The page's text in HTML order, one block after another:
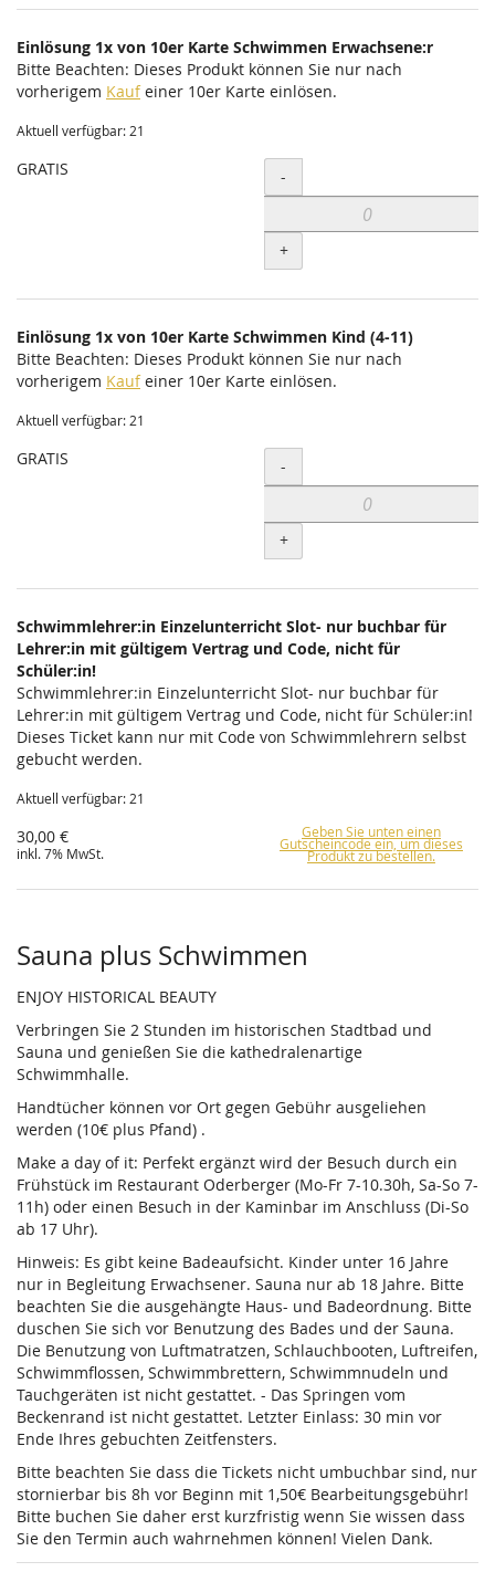
Einlösung 1x von 10er Karte Schwimmen Erwachsene:r
Bitte Beachten: Dieses Produkt können Sie nur nach
vorherigem Kaufeiner 10er Karte einlösen.
Aktuell verfügbar: 21
GRATIS Menge
-
+
Einlösung 1x von 10er Karte Schwimmen Kind (4-11)
Bitte Beachten: Dieses Produkt können Sie nur nach
vorherigem Kaufeiner 10er Karte einlösen.
Aktuell verfügbar: 21
GRATIS Menge
-
+
Schwimmlehrer:in Einzelunterricht Slot- nur buchbar für
Lehrer:in mit gültigem Vertrag und Code, nicht für
Schüler:in!
Schwimmlehrer:in Einzelunterricht Slot- nur buchbar für
Lehrer:in mit gültigem Vertrag und Code, nicht für Schüler:in!
Dieses Ticket kann nur mit Code von Schwimmlehrern selbst
gebucht werden.
Aktuell verfügbar: 21
30,00 €
inkl. 7% MwSt.
Geben Sie unten einen
Gutscheincode ein, um dieses
Produkt zu bestellen.
Sauna plus Schwimmen
ENJOY HISTORICAL BEAUTY
Verbringen Sie 2 Stunden im historischen Stadtbad und
Sauna und genießen Sie die kathedralenartige
Schwimmhalle.
Handtücher können vor Ort gegen Gebühr ausgeliehen
werden (10€ plus Pfand) .
Make a day of it: Perfekt ergänzt wird der Besuch durch ein
Frühstück im Restaurant Oderberger (Mo-Fr 7-10.30h, Sa-So 7-
11h) oder einen Besuch in der Kaminbar im Anschluss (Di-So
ab 17 Uhr).
Hinweis: Es gibt keine Badeaufsicht. Kinder unter 16 Jahre
nur in Begleitung Erwachsener. Sauna nur ab 18 Jahre. Bitte
beachten Sie die ausgehängte Haus- und Badeordnung. Bitte
duschen Sie sich vor Benutzung des Bades und der Sauna.
Die Benutzung von Luftmatratzen, Schlauchbooten, Luftreifen,
Schwimmflossen, Schwimmbrettern, Schwimmnudeln und
Tauchgeräten ist nicht gestattet. - Das Springen vom
Beckenrand ist nicht gestattet. Letzter Einlass: 30 min vor
Ende Ihres gebuchten Zeitfensters.
Bitte beachten Sie dass die Tickets nicht umbuchbar sind, nur
stornierbar bis 8h vor Beginn mit 1,50€ Bearbeitungsgebühr!
Bitte buchen Sie daher erst kurzfristig wenn Sie wissen dass
Sie den Termin auch wahrnehmen können! Vielen Dank.